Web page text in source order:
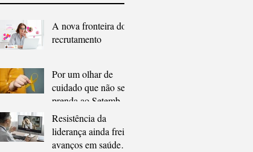
A nova fronteira do
recrutamento
Por um olhar de
cuidado que não se
prenda ao Setembro
Amarelo
Resistência da
liderança ainda freia
avanços em saúde